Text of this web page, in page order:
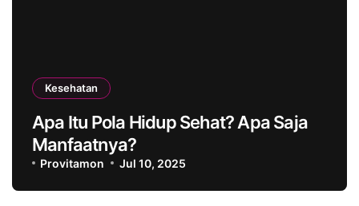
Kesehatan
Apa Itu Pola Hidup Sehat? Apa Saja
Manfaatnya?
Provitamon Jul 10, 2025